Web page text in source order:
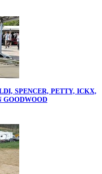
SPENCER, PETTY, ICKX,
GOODWOOD